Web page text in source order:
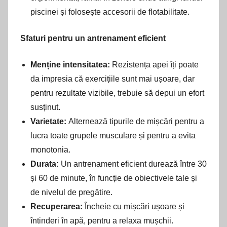
piscinei și folosește accesorii de flotabilitate.
Sfaturi pentru un antrenament eficient
Menține intensitatea: Rezistența apei îți poate
da impresia că exercițiile sunt mai ușoare, dar
pentru rezultate vizibile, trebuie să depui un efort
susținut.
Varietate: Alternează tipurile de mișcări pentru a
lucra toate grupele musculare și pentru a evita
monotonia.
Durata: Un antrenament eficient durează între 30
și 60 de minute, în funcție de obiectivele tale și
de nivelul de pregătire.
Recuperarea: Încheie cu mișcări ușoare și
întinderi în apă, pentru a relaxa mușchii.